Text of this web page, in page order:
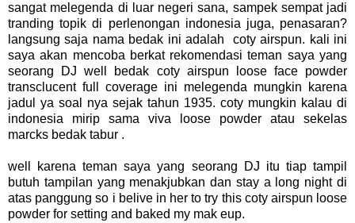
sangat melegenda di luar negeri sana, sampek sempat jadi
tranding topik di perlenongan indonesia juga, penasaran?
langsung saja nama bedak ini adalah coty airspun. kali ini
saya akan mencoba berkat rekomendasi teman saya yang
seorang DJ well bedak coty airspun loose face powder
transclucent full coverage ini melegenda mungkin karena
jadul ya soal nya sejak tahun 1935. coty mungkin kalau di
indonesia mirip sama viva loose powder atau sekelas
marcks bedak tabur .
well karena teman saya yang seorang DJ itu tiap tampil
butuh tampilan yang menakjubkan dan stay a long night di
atas panggung so i belive in her to try this coty airspun loose
powder for setting and baked my mak eup.